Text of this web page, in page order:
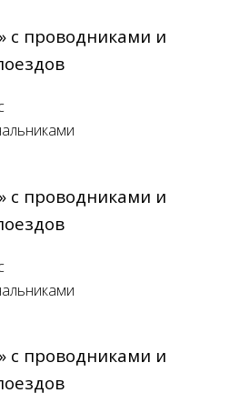
с проводниками и
с проводниками и
с проводниками и